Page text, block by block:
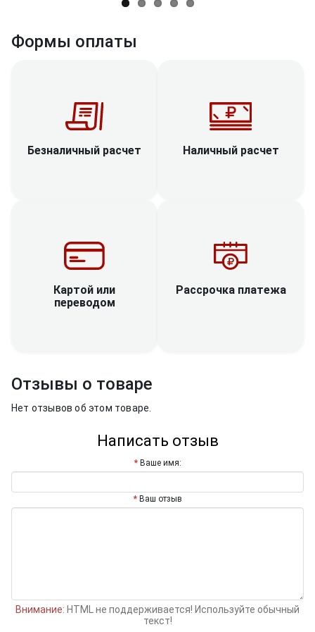
Формы оплаты
Безналичный расчет Наличный расчет
Картой или
переводом
Рассрочка платежа
Отзывы о товаре
Нет отзывов об этом товаре.
Написать отзыв
Ваше имя:
Ваш отзыв
Внимание: HTML не поддерживается! Используйте обычный
текст!